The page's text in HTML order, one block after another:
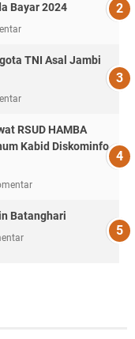
Bayar 2024
TNI Asal Jambi
RSUD HAMBA
Kabid Diskominfo
Batanghari